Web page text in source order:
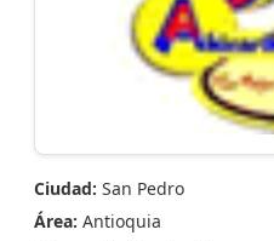
Ciudad: San Pedro
Área: Antioquia